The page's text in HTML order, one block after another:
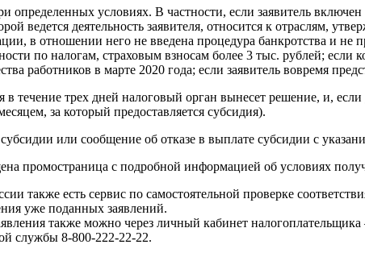
условиях. В частности, если заявитель
ведется деятельность заявителя, относится к отраслям,
в отношении него не введена процедура банкротства и
по налогам, страховым взносам более 3 тыс. рублей; если
работников в марте 2020 года; если заявитель вовремя
в течение трех дней налоговый орган вынесет решение, и,
за который предоставляется субсидия).
или сообщение об отказе в выплате субсидии с
промостраница с подробной информацией об условиях
также есть сервис по самостоятельной проверке
уже поданных заявлений.
также можно через личный кабинет
службы 8-800-222-22-22.